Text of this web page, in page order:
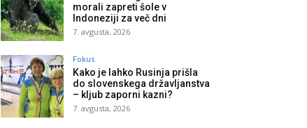
morali zapreti šole v
Indoneziji za več dni
7. avgusta, 2026
Fokus
Kako je lahko Rusinja prišla
do slovenskega državljanstva
– kljub zaporni kazni?
7. avgusta, 2026